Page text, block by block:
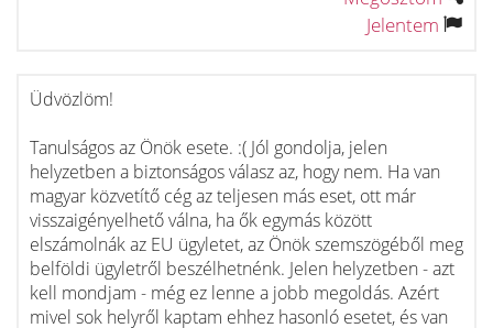
Jelentem
Üdvözlöm!
Tanulságos az Önök esete. :( Jól gondolja, jelen
helyzetben a biztonságos válasz az, hogy nem. Ha van
magyar közvetítő cég az teljesen más eset, ott már
visszaigényelhető válna, ha ők egymás között
elszámolnák az EU ügyletet, az Önök szemszögéből meg
belföldi ügyletről beszélhetnénk. Jelen helyzetben - azt
kell mondjam - még ez lenne a jobb megoldás. Azért
mivel sok helyről kaptam ehhez hasonló esetet, és van